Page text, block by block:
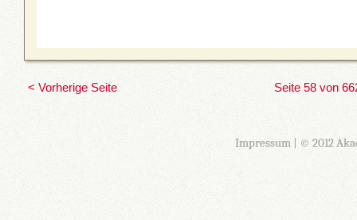
< Vorherige Seite Seite 58 von
Impressum| © 2012